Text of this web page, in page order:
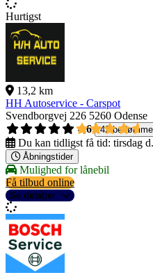
Hurtigst
13,2 km
HH Autoservice - Carspot
Svendborgvej 226 5260 Odense
4,6
42
Du kan tidligst få tid: tirsdag
Åbningstider
Mulighed for lånebil
Få tilbud online
Se detaljer